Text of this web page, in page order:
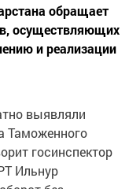
обращает
осуществляющих
и реализации
выявляли
Таможенного
госинспектор
Ильнур